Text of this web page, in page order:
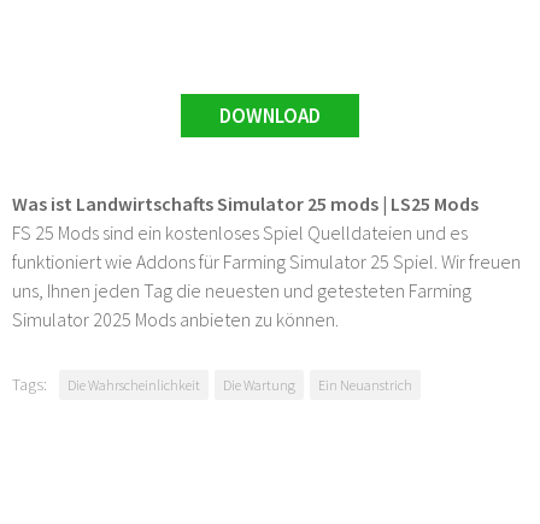
DOWNLOAD
Was ist Landwirtschafts Simulator 25 mods | LS25 Mods
FS 25 Mods sind ein kostenloses Spiel Quelldateien und es
funktioniert wie Addons für Farming Simulator 25 Spiel. Wir freuen
uns, Ihnen jeden Tag die neuesten und getesteten Farming
Simulator 2025 Mods anbieten zu können.
Tags: Die Wahrscheinlichkeit Die Wartung Ein Neuanstrich